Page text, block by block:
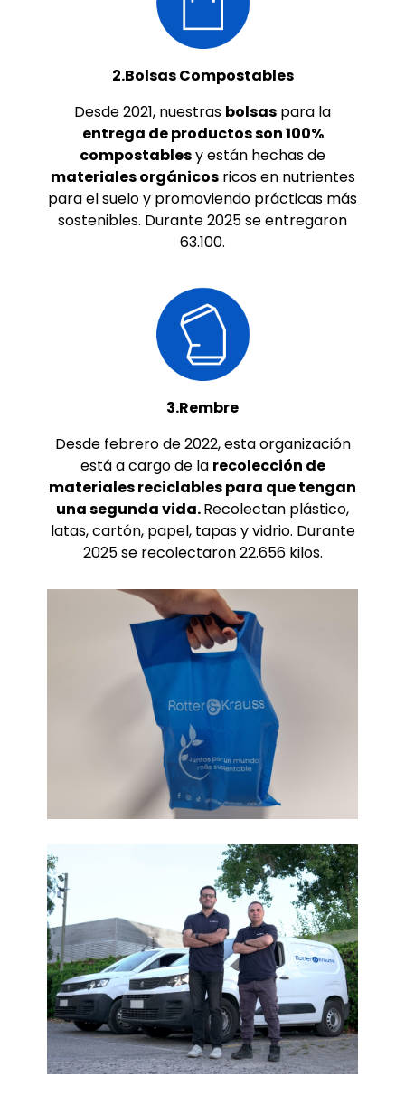
2.Bolsas Compostables
Desde 2021, nuestras bolsas para la
entrega de productos son 100%
compostablesy están hechas de
materiales orgánicosricos en nutrientes
para el suelo y promoviendo prácticas más
sostenibles. Durante 2025 se entregaron
63.100.
3.Rembre
Desde febrero de 2022, esta organización
está a cargo de la recolección de
materiales reciclables para que tengan
una segunda vida.Recolectan plástico,
latas, cartón, papel, tapas y vidrio. Durante
2025 se recolectaron 22.656 kilos.